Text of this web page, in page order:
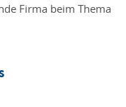
Firma beim Thema